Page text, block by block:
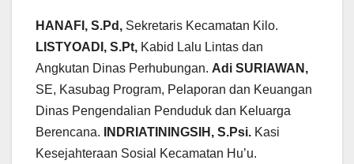
HANAFI, S.Pd, Sekretaris Kecamatan Kilo.
LISTYOADI, S.Pt, Kabid Lalu Lintas dan
Angkutan Dinas Perhubungan. Adi SURIAWAN,
SE, Kasubag Program, Pelaporan dan Keuangan
Dinas Pengendalian Penduduk dan Keluarga
Berencana.
INDRIATININGSIH, S.Psi. Kasi
Kesejahteraan Sosial Kecamatan Hu’u.